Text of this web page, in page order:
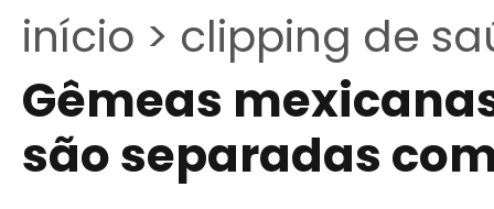
início > clipping de
Gêmeas
são separadas